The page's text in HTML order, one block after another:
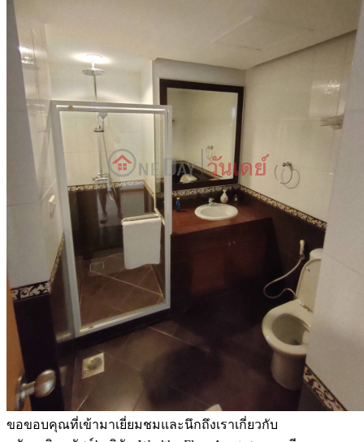
ขอขอบคุณที่เข้ามาเยี่ยมชมและนึกถึงเราเกี่ยวกับ